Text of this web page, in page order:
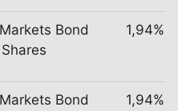
Bond
1,94%
Bond
1,94%